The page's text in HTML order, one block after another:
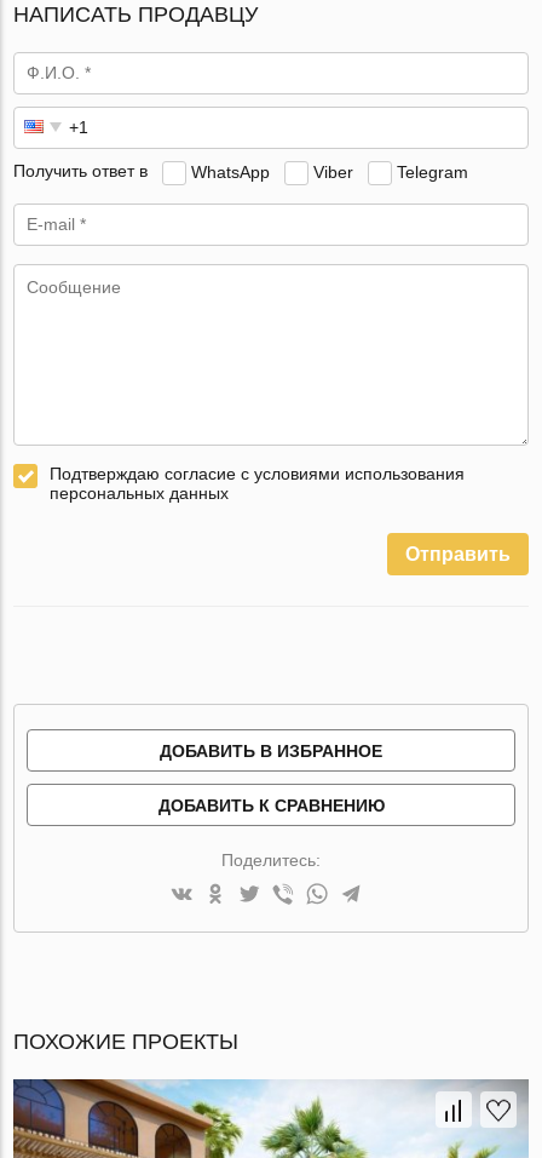
НАПИСАТЬ ПРОДАВЦУ
Получить ответ в WhatsApp Viber Telegram
Подтверждаю согласие с условиями использования
персональных данных
Отправить
ДОБАВИТЬ В ИЗБРАННОЕ
ДОБАВИТЬ К СРАВНЕНИЮ
Поделитесь:
ПОХОЖИЕ ПРОЕКТЫ